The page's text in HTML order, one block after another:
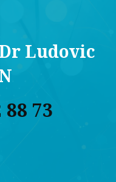
Ludovic
88 73